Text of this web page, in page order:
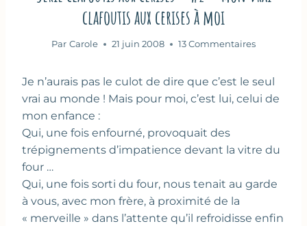
clafoutis aux cerises à moi
Par Carole 21 juin 2008 13 Commentaires
Je n’aurais pas le culot de dire que c’est le seul
vrai au monde ! Mais pour moi, c’est lui, celui de
mon enfance :
Qui, une fois enfourné, provoquait des
trépignements d’impatience devant la vitre du
four …
Qui, une fois sorti du four, nous tenait au garde
à vous, avec mon frère, à proximité de la
« merveille » dans l’attente qu’il refroidisse enfin